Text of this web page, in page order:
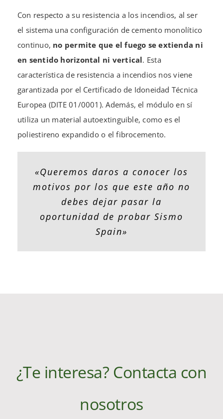
Con respecto a su resistencia a los incendios, al ser
el sistema una configuración de cemento monolítico
continuo, no permite que el fuego se extienda ni
en sentido horizontal ni vertical. Esta
característica de resistencia a incendios nos viene
garantizada por el Certificado de Idoneidad Técnica
Europea (DITE 01/0001). Además, el módulo en sí
utiliza un material autoextinguible, como es el
poliestireno expandido o el fibrocemento.
«Queremos daros a conocer los
motivos por los que este año no
debes dejar pasar la
oportunidad de probar Sismo
Spain»
¿Te interesa? Contacta con
nosotros